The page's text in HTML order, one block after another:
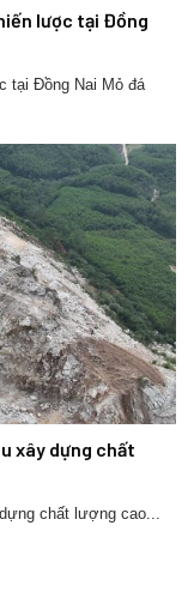
lược tại Đồng
tại Đồng Nai Mỏ đá
xây dựng chất
chất lượng cao...